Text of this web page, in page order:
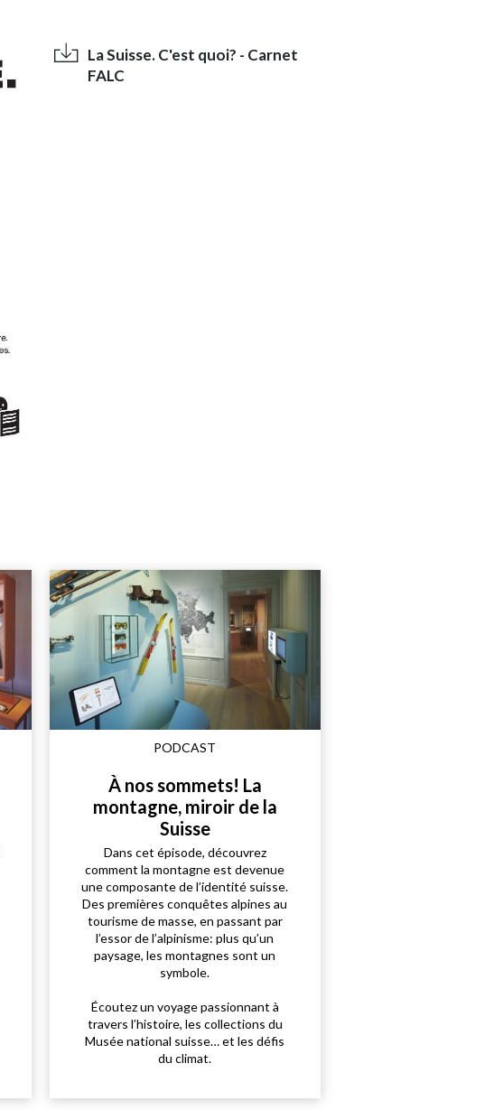
La Suisse. C'est quoi? - Carnet
FALC
PODCAST
À nos sommets! La
montagne, miroir de la
Suisse
Dans cet épisode, découvrez
comment la montagne est devenue
une composante de l’identité suisse.
Des premières conquêtes alpines au
tourisme de masse, en passant par
l’essor de l’alpinisme: plus qu’un
paysage, les montagnes sont un
symbole.
Écoutez un voyage passionnant à
travers l’histoire, les collections du
Musée national suisse… et les défis
du climat.